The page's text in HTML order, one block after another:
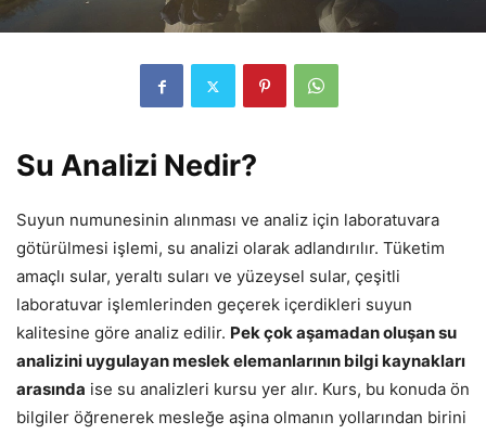
Su Analizi Nedir?
Suyun numunesinin alınması ve analiz için laboratuvara
götürülmesi işlemi, su analizi olarak adlandırılır. Tüketim
amaçlı sular, yeraltı suları ve yüzeysel sular, çeşitli
laboratuvar işlemlerinden geçerek içerdikleri suyun
kalitesine göre analiz edilir. Pek çok aşamadan oluşan su
analizini uygulayan meslek elemanlarının bilgi kaynakları
arasında ise su analizleri kursu yer alır. Kurs, bu konuda ön
bilgiler öğrenerek mesleğe aşina olmanın yollarından birini